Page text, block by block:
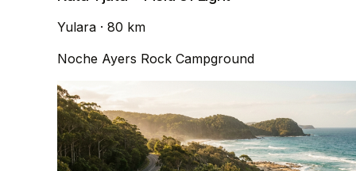
Yulara · 80 km
Noche Ayers Rock Campground